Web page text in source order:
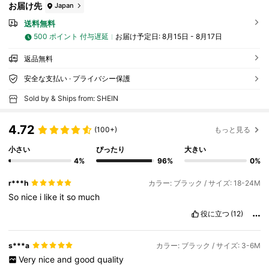
お届け先 Japan
送料無料
500 ポイント 付与遅延 お届け予定日: 8月15日 - 8月17日
返品無料
安全な支払い · プライバシー保護
Sold by & Ships from: SHEIN
4.72 (100+) もっと見る
小さい
4%
ぴったり
96%
大きい
0%
r***h カラー: ブラック / サイズ: 18-24M
So nice i like itso much
役に立つ (12)
s***a カラー: ブラック / サイズ: 3-6M
Very nice and good quality